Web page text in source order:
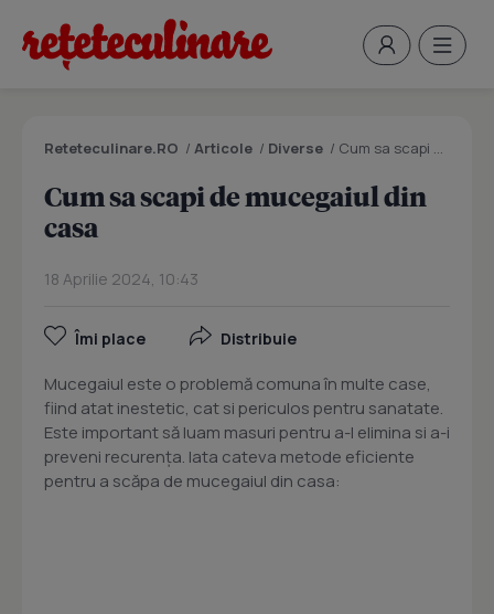
Reteteculinare.RO / Articole / Diverse / Cum sa scapi de mucegaiul din casa
Cum sa scapi de mucegaiul din
casa
18 Aprilie 2024, 10:43
Îmi place Distribuie
Mucegaiul este o problemă comuna în multe case,
fiind atat inestetic, cat si periculos pentru sanatate.
Este important să luam masuri pentru a-l elimina si a-i
preveni recurența. Iata cateva metode eficiente
pentru a scăpa de mucegaiul din casa: